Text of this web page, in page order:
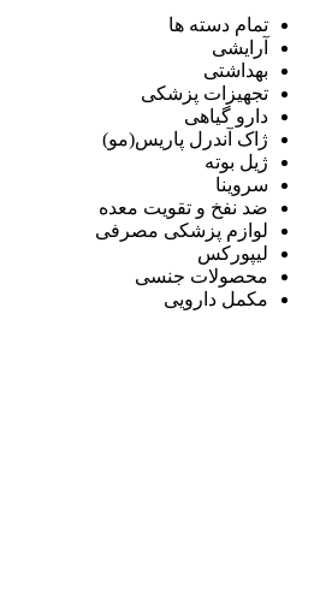
تمام دسته ها
آرایشی
بهداشتی
تجهیزات پزشکی
دارو گیاهی
ژاک آندرل پاریس(مو)
ژیل بوته
سروینا
ضد نفخ و تقویت معده
لوازم پزشکی مصرفی
لیپورکس
محصولات جنسی
مکمل دارویی